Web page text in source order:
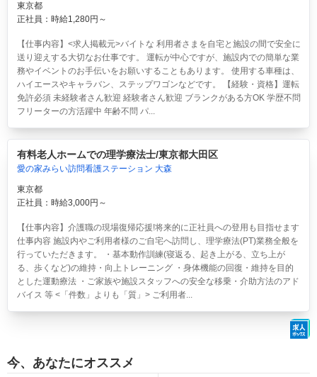
東京都
正社員：時給1,280円～
【仕事内容】<求人掲載元>バイトな 利用者さまを自宅と施設の間で安全に
送り迎えする大切なお仕事です。 運転が中心ですが、施設内での簡単な業
務やイベントのお手伝いをお願いすることもあります。 使用する車種は、
ハイエースやキャラバン、ステップワゴンなどです。 【経験・資格】運転
免許必須 未経験者さん歓迎 経験者さん歓迎 ブランクがある方OK 学歴不問
フリーターの方活躍中 年齢不問 パ...
有料老人ホームでの理学療法士/東京都大田区
愛の家みらい訪問看護ステーション 大森
東京都
正社員：時給3,000円～
【仕事内容】介護職の現場復帰応援!将来的に正社員への登用も目指せます
仕事内容 施設内やご利用者様のご自宅へ訪問し、理学療法(PT)業務全般を
行っていただきます。 ・基本動作訓練(寝返る、起き上がる、立ち上が
る、歩くなど)の維持・向上トレーニング ・身体機能の回復・維持を目的
とした運動療法 ・ご家族や施設スタッフへの安全な移乗・介助方法のアド
バイス 等 <「件数」よりも「質」> ご利用者...
今、あなたにオススメ